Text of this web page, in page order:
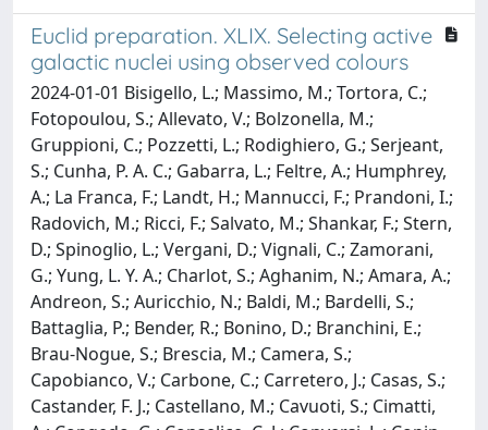
Euclid preparation. XLIX. Selecting active
galactic nuclei using observed colours
2024-01-01 Bisigello, L.; Massimo, M.; Tortora, C.;
Fotopoulou, S.; Allevato, V.; Bolzonella, M.;
Gruppioni, C.; Pozzetti, L.; Rodighiero, G.; Serjeant,
S.; Cunha, P. A. C.; Gabarra, L.; Feltre, A.; Humphrey,
A.; La Franca, F.; Landt, H.; Mannucci, F.; Prandoni, I.;
Radovich, M.; Ricci, F.; Salvato, M.; Shankar, F.; Stern,
D.; Spinoglio, L.; Vergani, D.; Vignali, C.; Zamorani,
G.; Yung, L. Y. A.; Charlot, S.; Aghanim, N.; Amara, A.;
Andreon, S.; Auricchio, N.; Baldi, M.; Bardelli, S.;
Battaglia, P.; Bender, R.; Bonino, D.; Branchini, E.;
Brau-Nogue, S.; Brescia, M.; Camera, S.;
Capobianco, V.; Carbone, C.; Carretero, J.; Casas, S.;
Castander, F. J.; Castellano, M.; Cavuoti, S.; Cimatti,